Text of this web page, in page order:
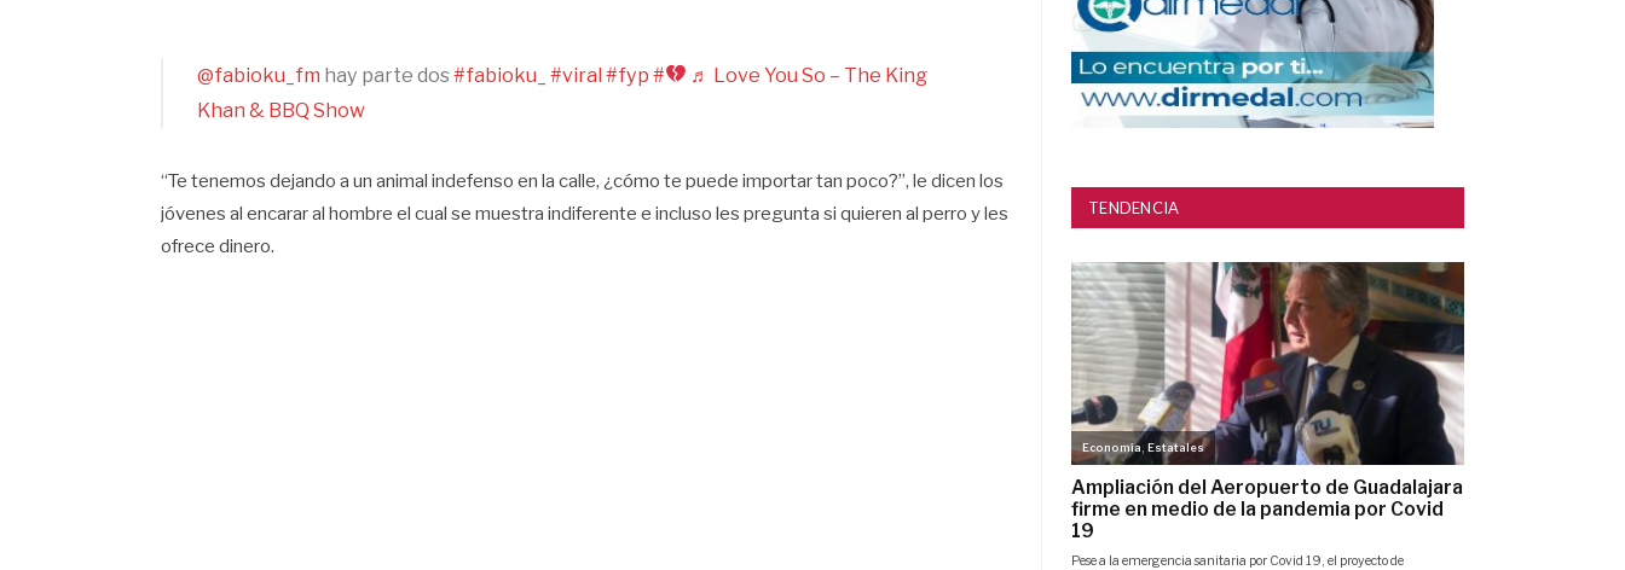
@fabioku_fm hay parte dos #fabioku_ #viral #fyp #
♬ Love You So – The King
Khan & BBQ Show
“Te tenemos dejando a un animal indefenso en la calle, ¿cómo te puede importar tan poco?”, le dicen los
jóvenes al encarar al hombre el cual se muestra indiferente e incluso les pregunta si quieren al perro y les
ofrece dinero.
TENDENCIA